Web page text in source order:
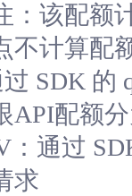
：该配
不计算配
过 SDK 的
API配额
： 通过
求